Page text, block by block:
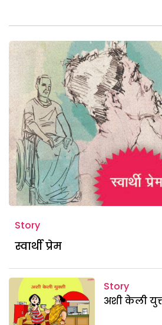
Story
स्वार्थी प्रेम
Story
अशी केली